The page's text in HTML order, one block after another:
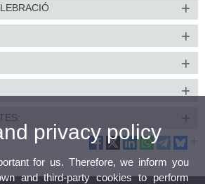
privacy policy
for us. Therefore, we inform you
and third-party cookies to perform